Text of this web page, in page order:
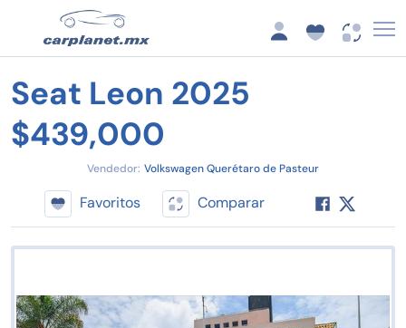
Seat Leon 2025
$439,000
Vendedor: Volkswagen Querétaro de Pasteur
Favoritos Comparar